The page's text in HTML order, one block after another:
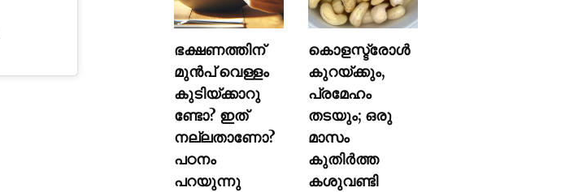
ഭക്ഷണത്തിന്
മുന്‍പ് വെള്ളം
കുടിയ്ക്കാറു
ണ്ടോ? ഇത്
നല്ലതാണോ?
പഠനം
പറയുന്നു
കൊളസ്ട്രോള്‍
കുറയ്ക്കും,
പ്രമേഹം
തടയും; ഒരു
മാസം
കുതിര്‍ത്ത
കശുവണ്ടി